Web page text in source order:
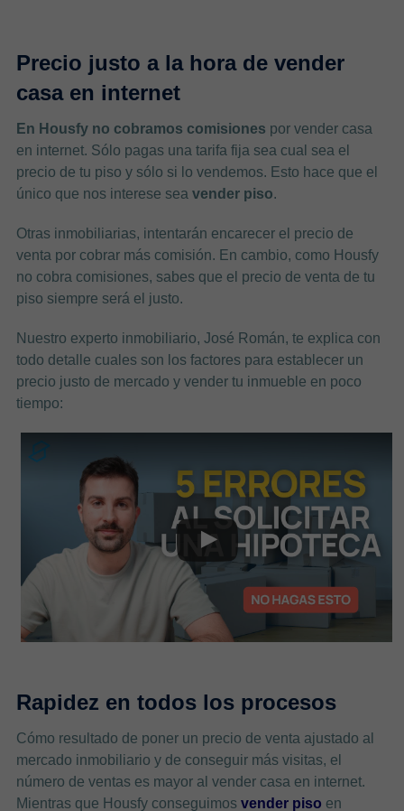
Precio justo a la hora de vender
casa en internet
En Housfy no cobramos comisiones por vender casa
en internet. Sólo pagas una tarifa fija sea cual sea el
precio de tu piso y sólo si lo vendemos. Esto hace que el
único que nos interese sea vender piso.
Otras inmobiliarias, intentarán encarecer el precio de
venta por cobrar más comisión. En cambio, como Housfy
no cobra comisiones, sabes que el precio de venta de tu
piso siempre será el justo.
Nuestro experto inmobiliario, José Román, te explica con
todo detalle cuales son los factores para establecer un
precio justo de mercado y vender tu inmueble en poco
tiempo:
Rapidez en todos los procesos
Cómo resultado de poner un precio de venta ajustado al
mercado inmobiliario y de conseguir más visitas, el
número de ventas es mayor al vender casa en internet.
Mientras que Housfy conseguimos vender piso en